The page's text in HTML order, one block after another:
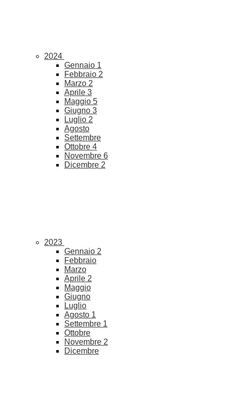
2024
Gennaio 1
Febbraio 2
Marzo 2
Aprile 3
Maggio 5
Giugno 3
Luglio 2
Agosto
Settembre
Ottobre 4
Novembre 6
Dicembre 2
2023
Gennaio 2
Febbraio
Marzo
Aprile 2
Maggio
Giugno
Luglio
Agosto 1
Settembre 1
Ottobre
Novembre 2
Dicembre